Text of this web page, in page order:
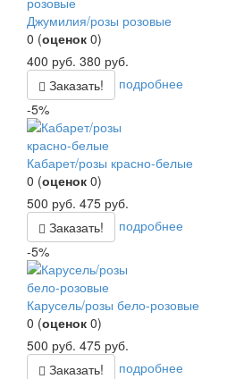
Джумилия/розы розовые
0 (оценок 0)
400 руб. 380 руб.
Заказать!
подробнее
-5%
Кабарет/розы красно-белые
0 (оценок 0)
500 руб. 475 руб.
Заказать!
подробнее
-5%
Карусель/розы бело-розовые
0 (оценок 0)
500 руб. 475 руб.
Заказать!
подробнее